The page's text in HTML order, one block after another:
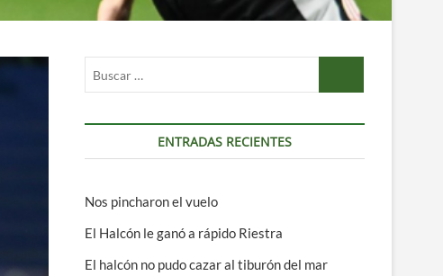
ENTRADAS RECIENTES
Nos pincharon el vuelo
El Halcón le ganó a rápido Riestra
El halcón no pudo cazar al tiburón del mar